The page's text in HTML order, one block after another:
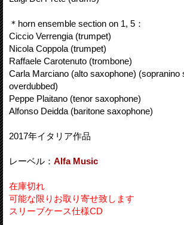
＊horn ensemble section on 1, 5：
Ciccio Verrengia (trumpet)
Nicola Coppola (trumpet)
Raffaele Carotenuto (trombone)
Carla Marciano (alto saxophone) (sopranino
overdubbed)
Peppe Plaitano (tenor saxophone)
Alfonso Deidda (baritone saxophone)
2017年イタリア作品
レーベル： Alfa Music
在庫切れ
可能な限りお取り寄せ致します
スリーブケース仕様CD